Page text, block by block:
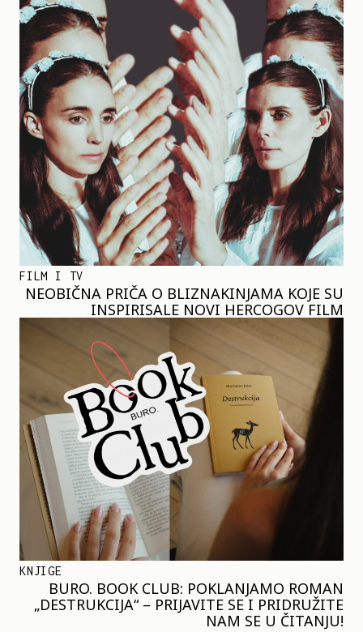
FILM I TV
NEOBIČNA PRIČA O BLIZNAKINJAMA KOJE SU
INSPIRISALE NOVI HERCOGOV FILM
KNJIGE
BURO. BOOK CLUB: POKLANJAMO ROMAN
„DESTRUKCIJA“ – PRIJAVITE SE I PRIDRUŽITE
NAM SE U ČITANJU!